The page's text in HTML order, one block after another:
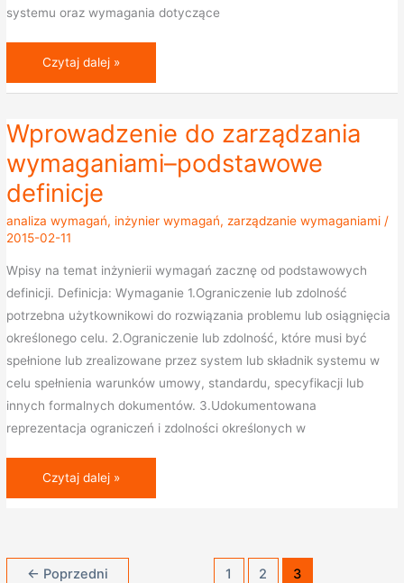
systemu oraz wymagania dotyczące
Czytaj dalej »
Wprowadzenie do zarządzania
wymaganiami–podstawowe
definicje
analiza wymagań, inżynier wymagań, zarządzanie wymaganiami /
2015-02-11
Wpisy na temat inżynierii wymagań zacznę od podstawowych
definicji. Definicja: Wymaganie 1.Ograniczenie lub zdolność
potrzebna użytkownikowi do rozwiązania problemu lub osiągnięcia
określonego celu. 2.Ograniczenie lub zdolność, które musi być
spełnione lub zrealizowane przez system lub składnik systemu w
celu spełnienia warunków umowy, standardu, specyfikacji lub
innych formalnych dokumentów. 3.Udokumentowana
reprezentacja ograniczeń i zdolności określonych w
Wprowadzenie
zarządzania
wymaganiami–
podstawowe
definicje
Czytaj dalej »
← Poprzedni 1 2 3